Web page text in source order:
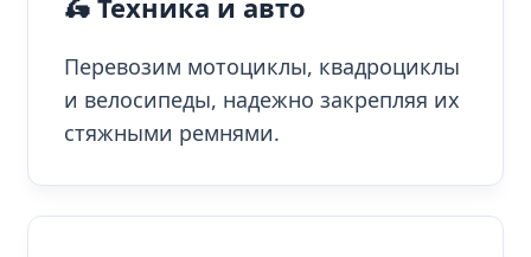
Перевозим мотоциклы, квадроциклы
и велосипеды, надежно закрепляя их
стяжными ремнями.